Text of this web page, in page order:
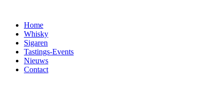
Home
Whisky
Sigaren
Tastings-Events
Nieuws
Contact